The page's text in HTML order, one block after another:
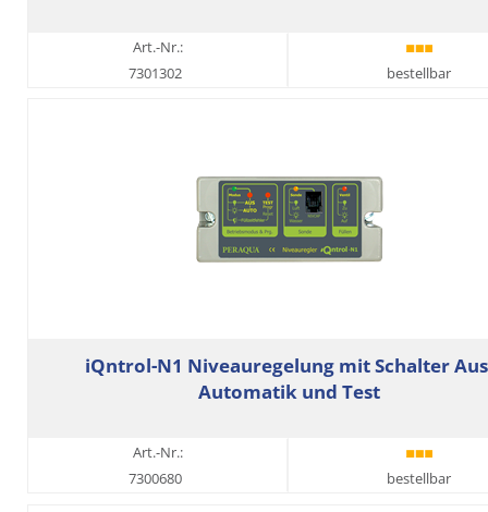
Art.-Nr.:
7301302
bestellbar
iQntrol-N1 Niveauregelung mit Schalter
Automatik und Test
Art.-Nr.:
7300680
bestellbar